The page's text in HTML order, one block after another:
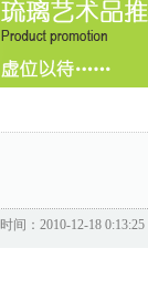
间：2010-12-18 0:13:25